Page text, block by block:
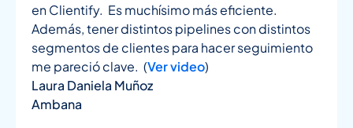
en Clientify. Es muchísimo más eficiente.
Además, tener distintos pipelines con distintos
segmentos de clientes para hacer seguimiento
me pareció clave. (Ver video)
Laura Daniela Muñoz
Ambana